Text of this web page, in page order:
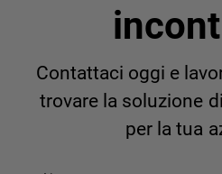
Contattaci oggi e
trovare la soluzione
per la tua